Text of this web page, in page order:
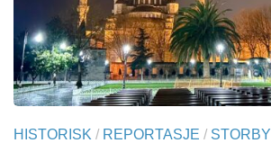
HISTORISK / REPORTASJE / STORBY